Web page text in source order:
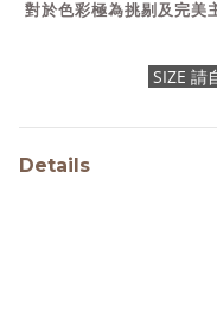
對於色彩極為挑剔及完美
SIZE 請
Details